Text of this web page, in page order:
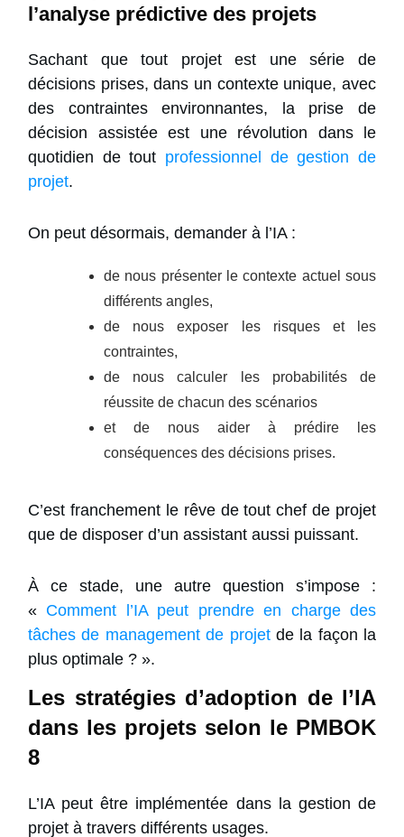
l’analyse prédictive des projets
Sachant que tout projet est une série de
décisions prises, dans un contexte unique, avec
des contraintes environnantes, la prise de
décision assistée est une révolution dans le
quotidien de tout professionnel de gestion de
projet.
On peut désormais, demander à l’IA :
de nous présenter le contexte actuel sous
différents angles,
de nous exposer les risques et les
contraintes,
de nous calculer les probabilités de
réussite de chacun des scénarios
et de nous aider à prédire les
conséquences des décisions prises.
C’est franchement le rêve de tout chef de projet
que de disposer d’un assistant aussi puissant.
À ce stade, une autre question s’impose :
« Comment l’IA peut prendre en charge des
tâches de management de projetde la façon la
plus optimale ? ».
Les stratégies d’adoption de l’IA
dans les projets selon le PMBOK
8
L’IA peut être implémentée dans la gestion de
projet à travers différents usages.